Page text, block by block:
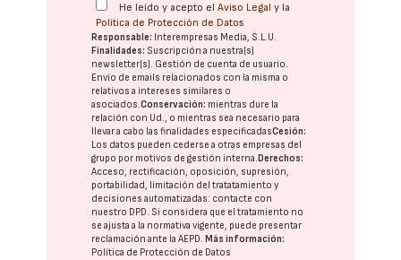
He leído y acepto elAviso Legal y la
Política de Protección de Datos
Responsable: Interempresas Media, S.L.U.
Finalidades: Suscripción a nuestra(s)
newsletter(s). Gestión de cuenta de usuario.
Envío de emails relacionados con la misma o
relativos a intereses similares o
asociados.Conservación: mientras dure la
relación con Ud., o mientras sea necesario para
llevar a cabo las finalidades especificadasCesión:
Los datos pueden cederse a otras empresas del
grupo por motivos de gestión interna. Derechos:
Acceso, rectificación, oposición, supresión,
portabilidad, limitación del tratatamiento y
decisiones automatizadas: contacte con
nuestro DPD. Si considera que el tratamiento no
se ajusta a la normativa vigente, puede presentar
reclamación ante laAEPD. Más información:
Política de Protección de Datos